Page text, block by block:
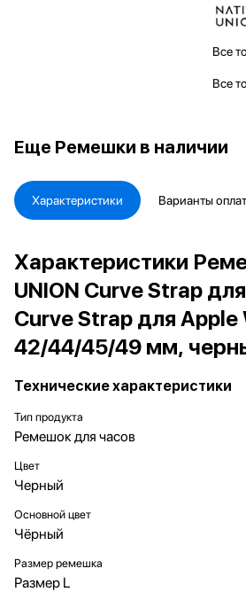
Все
Все
Еще Ремешки в наличии
Характеристики Варианты
Характеристики
UNION Curve Strap
Curve Strap для Apple
42/44/45/49 мм,
Технические характеристики
Тип продукта
Ремешок для часов
Цвет
Черный
Основной цвет
Чёрный
Размер ремешка
Размер L